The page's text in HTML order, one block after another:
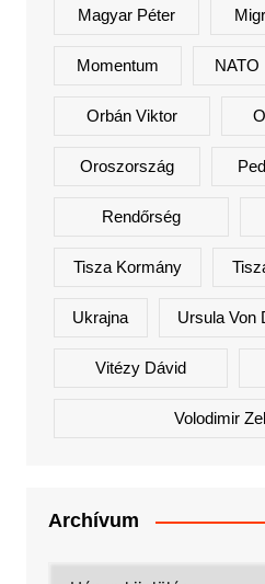
Magyar Péter
Momentum NATO
Orbán Viktor
Oroszország
Rendőrség
Tisza Kormány
Ukrajna Ursula Von
Vitézy Dávid
Volodimir
Archívum